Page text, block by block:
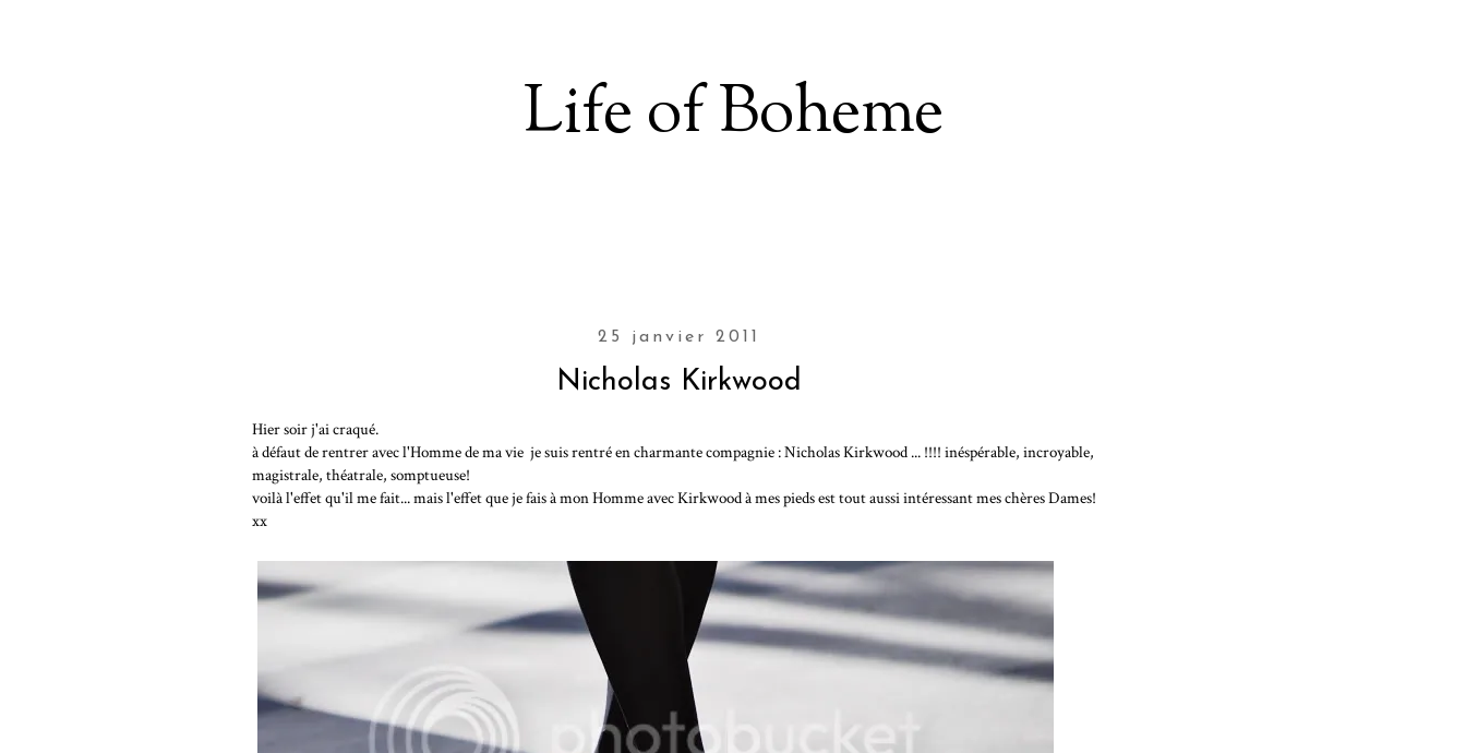
Life of Boheme
25 janvier 2011
Nicholas Kirkwood
Hier soir j'ai craqué.
à défaut de rentrer avec l'Homme de ma vie je suis rentré en charmante compagnie : Nicholas Kirkwood ... !!!! inéspérable, incroyable,
magistrale, théatrale, somptueuse!
voilà l'effet qu'il me fait... mais l'effet que je fais à mon Homme avec Kirkwood à mes pieds est tout aussi intéressant mes chères Dames!
xx